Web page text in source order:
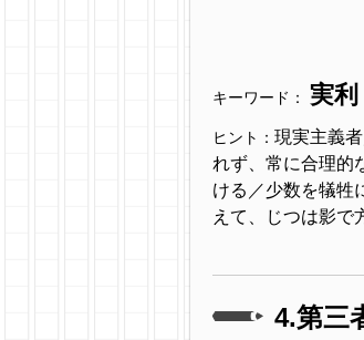
キーワード： 実利
ヒント： 現実主義
れず、常に合理的
ける／少数を犠牲
えて、じつは影で
4.第三